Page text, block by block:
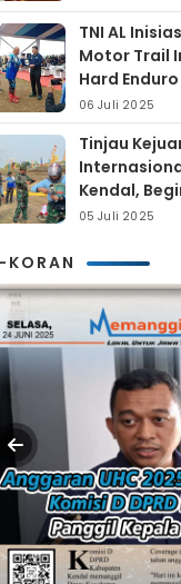
TNI AL
Motor Trail
Hard
Selatan
06 Juli 2025
Tinjau
Kendal,
Laksamana
05 Juli 2025
KORAN